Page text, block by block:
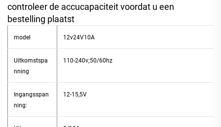
controleer de accucapaciteit voordat u een
bestelling plaatst
model 12v24V10A
Uitkomstspa
nning
110-240v;50/60hz
Ingangsspan
ning:
12-15,5V